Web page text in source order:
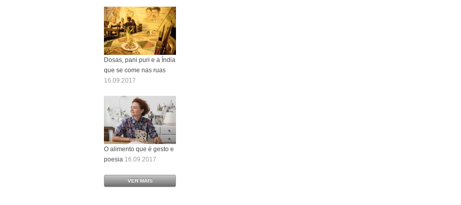
Dosas, pani puri e a Índia
que se come nas ruas
16.09.2017
O alimento que é gesto e
poesia 16.09.2017
VER MAIS